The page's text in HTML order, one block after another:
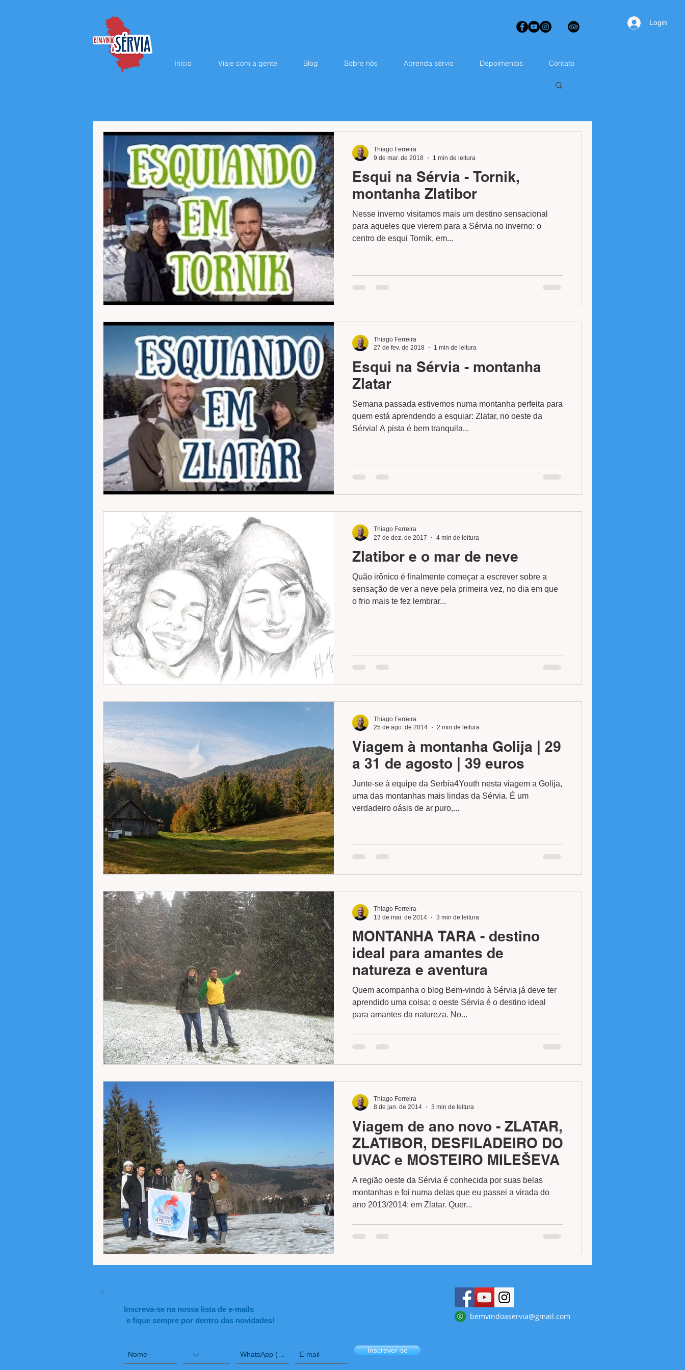
Início Viaje com a gente Blog Sobre nós Aprenda sérvio Depoimentos Contato
Login
Esqui na Sérvia - Tornik,
montanha Zlatibor
Nesse inverno visitamos mais um destino sensacional
para aqueles que vierem para a Sérvia no inverno: o
centro de esqui Tornik, em...
Thiago Ferreira
9 de mar. de 2018
1 min de leitura
Esqui na Sérvia - montanha
Zlatar
Semana passada estivemos numa montanha perfeita para
quem está aprendendo a esquiar: Zlatar, no oeste da
Sérvia! A pista é bem tranquila...
Thiago Ferreira
27 de fev. de 2018
1 min de leitura
Zlatibor e o mar de neve
Quão irônico é finalmente começar a escrever sobre a
sensação de ver a neve pela primeira vez, no dia em que
o frio mais te fez lembrar...
Thiago Ferreira
27 de dez. de 2017
4 min de leitura
Viagem à montanha Golija | 29
a 31 de agosto | 39 euros
Junte-se à equipe da Serbia4Youth nesta viagem a Golija,
uma das montanhas mais lindas da Sérvia. É um
verdadeiro oásis de ar puro,...
Thiago Ferreira
25 de ago. de 2014
2 min de leitura
MONTANHA TARA - destino
ideal para amantes de
natureza e aventura
Quem acompanha o blog Bem-vindo à Sérvia já deve ter
aprendido uma coisa: o oeste Sérvia é o destino ideal
para amantes da natureza. No...
Thiago Ferreira
13 de mai. de 2014
3 min de leitura
Viagem de ano novo - ZLATAR,
ZLATIBOR, DESFILADEIRO DO
UVAC e MOSTEIRO MILEŠEVA
A região oeste da Sérvia é conhecida por suas belas
montanhas e foi numa delas que eu passei a virada do
ano 2013/2014: em Zlatar. Quer...
Thiago Ferreira
8 de jan. de 2014
3 min de leitura
Inscreva-se na nossa lista de e-mails
e fique sempre por dentro das novidades!
Inscrever-se
bemvindoaservia@gmail.com